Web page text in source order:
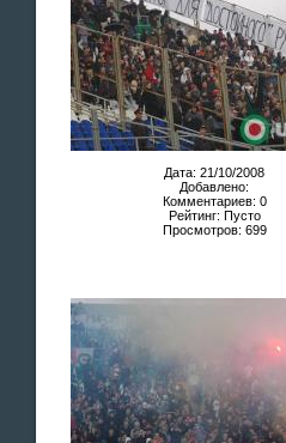
Дата: 21/10/2008
Добавлено:
Комментариев: 0
Рейтинг: Пусто
Просмотров: 699